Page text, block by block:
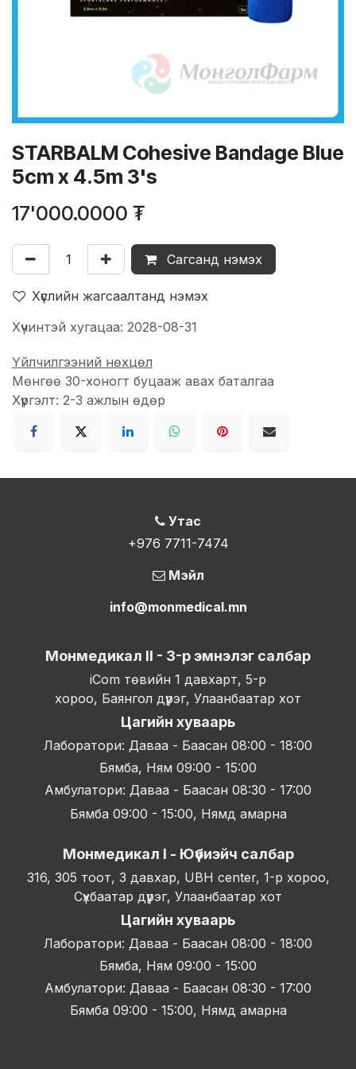
STARBALM Cohesive Bandage Blue
5cm x 4.5m 3's
17'000.0000 ₮
Сагсанд нэмэх
Хүслийн жагсаалтанд нэмэх
Хүчинтэй хугацаа: 2028-08-31
Үйлчилгээний нөхцөл
Мөнгөө 30-хоногт буцааж авах баталгаа
Хүргэлт: 2-3 ажлын өдөр
Утас
+976 7711-7474
Мэйл
info@monmedical.mn
Монмедикал II - 3-р эмнэлэг салбар
iCom төвийн 1 давхарт, 5-р
хороо, Баянгол дүүрэг, Улаанбаатар хот
Цагийн хуваарь
Лаборатори: Даваа - Баасан 08:00 - 18:00
Бямба, Ням 09:00 - 15:00
Амбулатори: Даваа - Баасан 08:30 - 17:00
Бямба 09:00 - 15:00, Нямд амарна
Монмедикал I - Юүбиэйч салбар
316, 305 тоот, 3 давхар, UBH center, 1-р хороо,
Сүхбаатар дүүрэг, Улаанбаатар хот
Цагийн хуваарь
Лаборатори: Даваа - Баасан 08:00 - 18:00
Бямба, Ням 09:00 - 15:00
Амбулатори: Даваа - Баасан 08:30 - 17:00
Бямба 09:00 - 15:00, Нямд амарна